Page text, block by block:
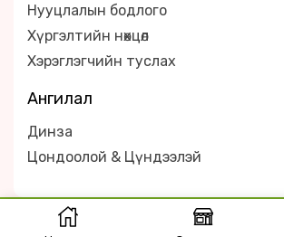
Нууцлалын бодлого
Хүргэлтийн нөхцөл
Хэрэглэгчийн туслах
Ангилал
Динза
Цондоолой & Цүндээлэй
Copyright © 2024 Dinza.mn